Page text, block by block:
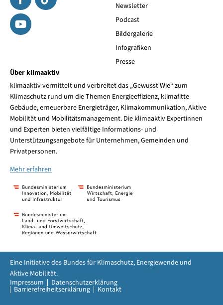
Newsletter
Podcast
Bildergalerie
Infografiken
Presse
Über klimaaktiv
klimaaktiv vermittelt und verbreitet das „Gewusst Wie“ zum
Klimaschutz rund um die Themen Energieeffizienz, klimafitte
Gebäude, erneuerbare Energieträger, Klimakommunikation, Aktive
Mobilität und Mobilitätsmanagement. Die klimaaktiv Expertinnen
und Experten bieten vielfältige Informations- und
Unterstützungsangebote für Unternehmen, Gemeinden und
Privatpersonen.
Mehr erfahren
Impressum Datenschutzerklärung
Barrierefreiheitserklärung Kontakt
Eine Initiative des Bundes für Klimaschutz, Energiewende und
Aktive Mobilität.